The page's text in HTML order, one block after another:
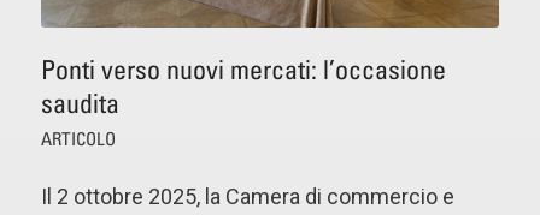
Ponti verso nuovi mercati: l’occasione
saudita
ARTICOLO
Il 2 ottobre 2025, la Camera di commercio e